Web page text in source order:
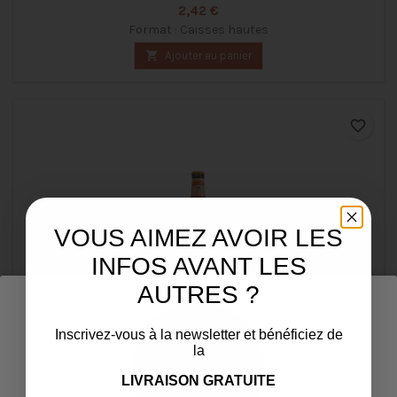
Prix
2,42 €
Format : Caisses hautes
 Ajouter au panier
CINEY BLONDE 7° 25CL UNITÉ
Prix
2,70 €
favorite_border
VOUS AIMEZ AVOIR LES
INFOS AVANT LES
AUTRES ?
Inscrivez-vous à la newsletter et bénéficiez de
la
LIVRAISON GRATUITE